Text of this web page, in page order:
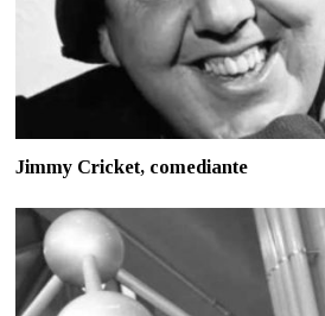
Jimmy Cricket, comediante